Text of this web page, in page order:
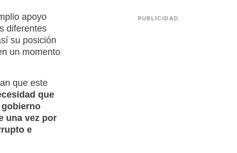
PUBLICIDAD
apoyo
diferentes
su posición
un momento
que este
que
una vez por
e